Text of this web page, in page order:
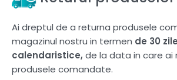
Ai dreptul de a returna produsele
magazinul nostru in termen de 30 zile
calendaristice,de la data in care
produsele comandate.